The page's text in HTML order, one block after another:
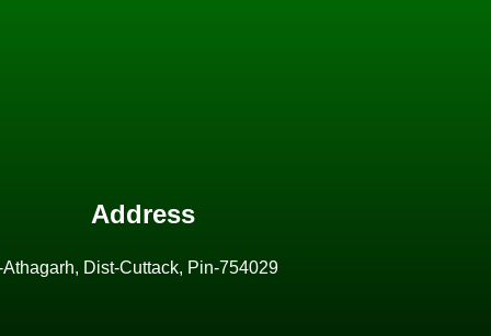
Address
Dist-Cuttack, Pin-754029